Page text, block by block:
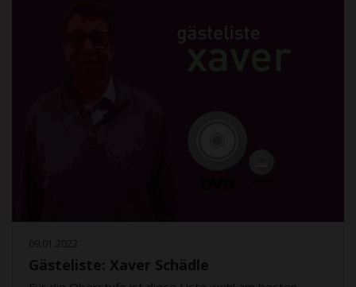
09.01.2022
Gästeliste: Xaver Schädle